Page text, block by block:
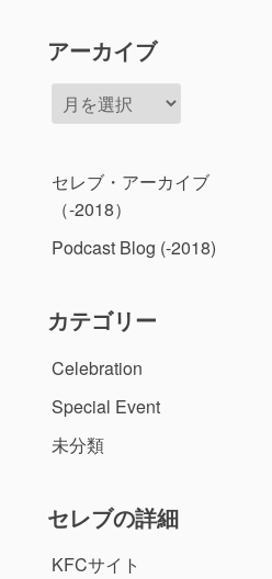
アーカイブ
ー
ブ
セレブ・アーカイブ
（-2018）
Podcast Blog (-2018)
カテゴリー
Celebration
Special Event
未分類
セレブの詳細
KFCサイト